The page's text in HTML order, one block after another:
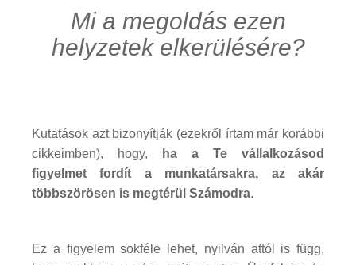
Mi a megoldás ezen
helyzetek elkerülésére?
Kutatások azt bizonyítják (ezekről írtam már korábbi
cikkeimben), hogy,
ha a Te vállalkozásod
figyelmet fordít a munkatársakra, az akár
többszörösen is megtérül Számodra.
Ez a figyelem sokféle lehet, nyilván attól is függ,